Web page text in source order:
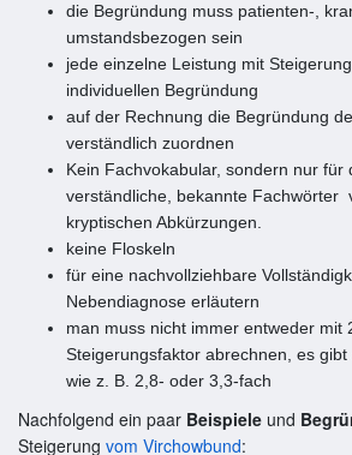
die Begründung muss patienten-,
umstandsbezogen sein
jede einzelne Leistung mit
individuellen Begründung
auf der Rechnung die Begründung
verständlich zuordnen
Kein Fachvokabular, sondern nur für
verständliche, bekannte Fachwörter
kryptischen Abkürzungen.
keine Floskeln
für eine nachvollziehbare
Nebendiagnose erläutern
man muss nicht immer entweder mit
Steigerungsfaktor abrechnen, es
wie z. B. 2,8- oder 3,3-fach
Nachfolgend ein paar Beispiele und
Steigerung vom Virchowbund: